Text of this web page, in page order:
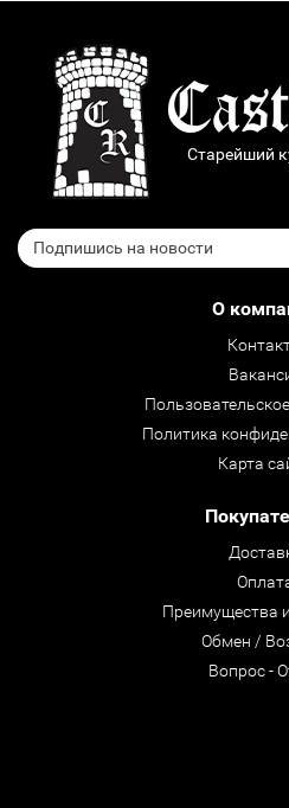
Старейший
О
Политика
Карта
Преимущества
Обмен /
Вопрос -